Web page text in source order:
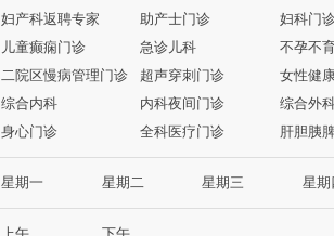
妇产科返聘专家
助产士门诊
妇科门
儿童癫痫门诊
急诊儿科
不孕不
二院区慢病管理门诊
超声穿刺门诊
女性健
综合内科
内科夜间门诊
综合外
身心门诊
全科医疗门诊 肝胆胰
星期一 星期二 星期三 星期